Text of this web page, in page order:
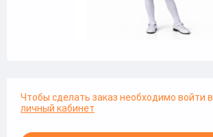
Чтобы сделать заказ необходимо войти в
личный кабинет